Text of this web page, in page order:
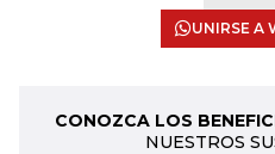
UNIRSE A
CONOZCA LOS
NUESTROS